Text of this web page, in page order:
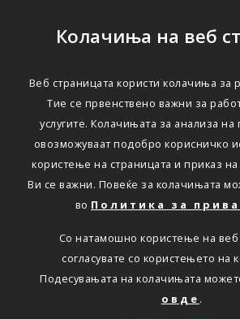
Колачиња на веб
Веб страницата користи колачиња за
Тие се првенствено важни за
услугите. Колачињата за анализа
овозможуваат подобро корисничко
користење на страницата и приказ
Ви се важни. Повеќе за колачињата
во Политика за
Со натамошно користење на веб
согласувате со користењето на
Подесувањата на колачињата
овде .